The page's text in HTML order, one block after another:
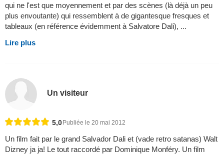
qui ne l'est que moyennement et par des scènes (là déjà un peu
plus envoutante) qui ressemblent à de gigantesque fresques et
tableaux (en référence évidemment à Salvatore Dali), ...
Lire plus
Un visiteur
5,0 Publiée le 20 mai 2012
Un film fait par le grand Salvador Dali et (vade retro satanas) Walt
Dizney ja ja! Le tout raccordé par Dominique Monféry. Un film